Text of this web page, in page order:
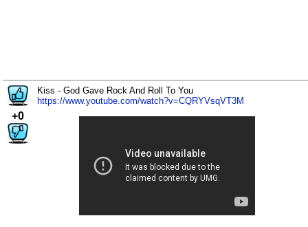
+0
Kiss - God Gave Rock And Roll To You
https://www.youtube.com/watch?v=CQRYVsqVT3M